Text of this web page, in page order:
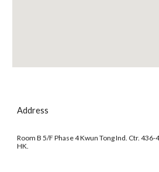
Address
Room B 5/F Phase 4 Kwun Tong Ind. Ctr. 436-
HK.